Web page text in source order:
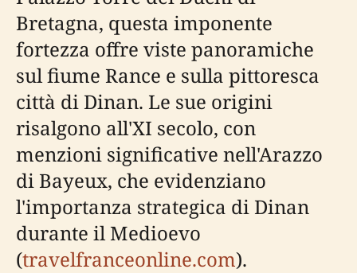
Bretagna, questa imponente
fortezza offre viste panoramiche
sul fiume Rance e sulla pittoresca
città di Dinan. Le sue origini
risalgono all'XI secolo, con
menzioni significative nell'Arazzo
di Bayeux, che evidenziano
l'importanza strategica di Dinan
durante il Medioevo
(travelfranceonline.com).